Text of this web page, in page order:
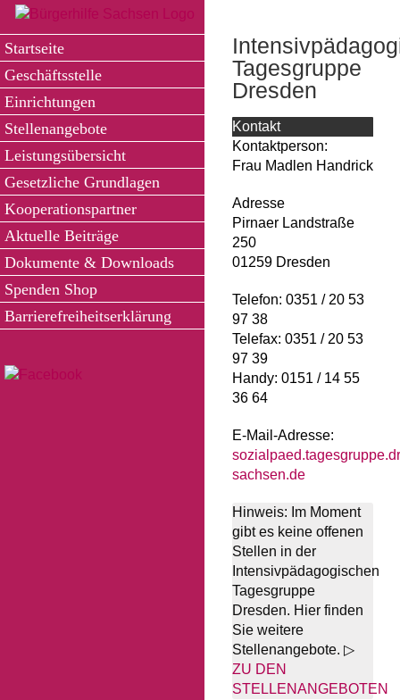
Zum
springen
Startseite
Geschäftsstelle
Einrichtungen
Stellenangebote
Leistungsübersicht
Gesetzliche Grundlagen
Kooperationspartner
Aktuelle Beiträge
Dokumente & Downloads
Spenden Shop
Barrierefreiheitserklärung
Tagesgruppe
Dresden
Kontakt
Kontaktperson:
Frau Madlen Handrick
Adresse
Pirnaer Landstraße
250
01259 Dresden
Telefon: 0351 / 20 53
97 38
Telefax: 0351 / 20 53
97 39
Handy: 0151 / 14 55
36 64
E-Mail-Adresse:
sachsen.de
Hinweis: Im Moment
gibt es keine offenen
Stellen in der
Intensivpädagogischen
Tagesgruppe
Dresden. Hier finden
Sie weitere
Stellenangebote. ▷
ZU DEN
STELLENANGEBOTEN